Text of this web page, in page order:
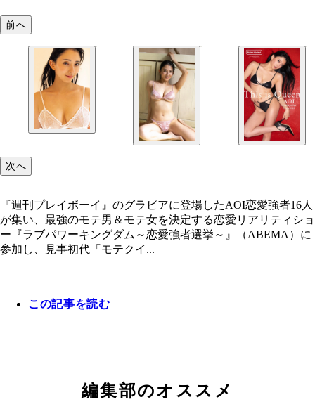
【デジタル限定】AOI写真集『This is Queen』 (C)
AOIデジタル写真集『This is Queen』 撮影／栗
前へ
次へ
『週刊プレイボーイ』のグラビアに登場したAOI恋愛強者16人
が集い、最強のモテ男＆モテ女を決定する恋愛リアリティショ
ー『ラブパワーキングダム～恋愛強者選挙～』（ABEMA）に
参加し、見事初代「モテクイ...
この記事を読む
編集部のオススメ